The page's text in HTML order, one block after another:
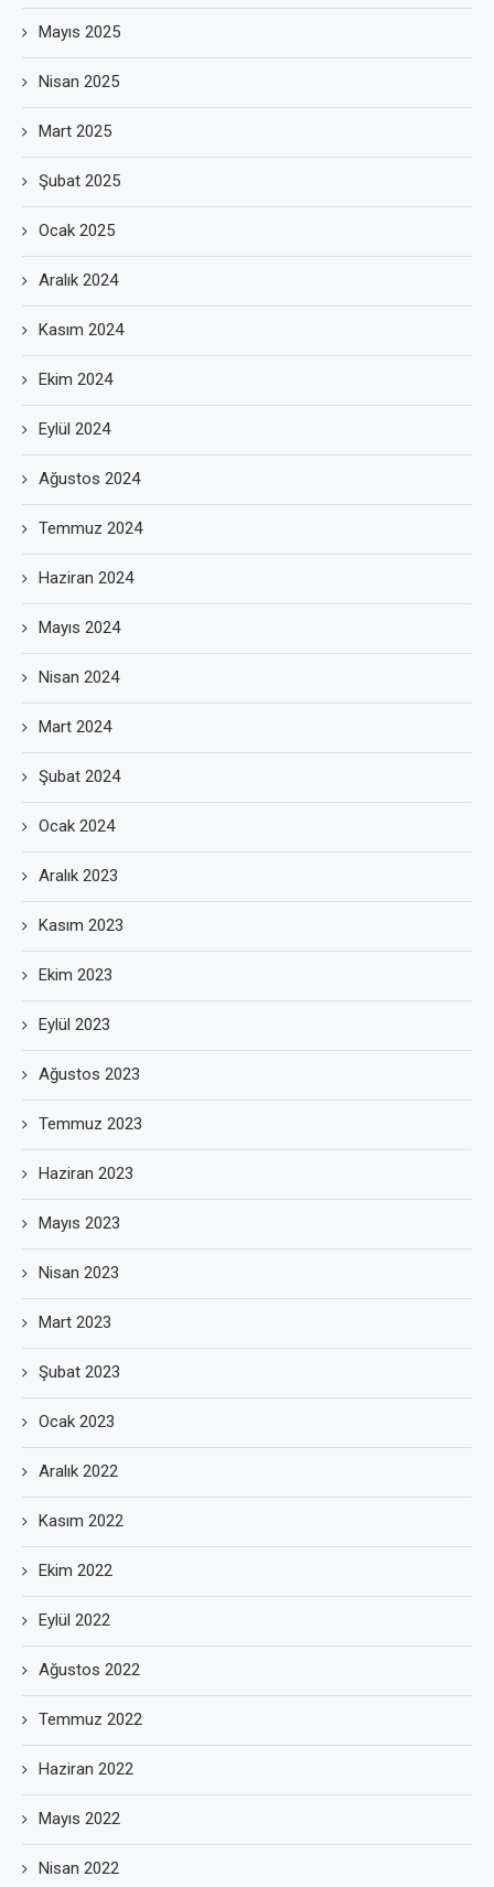
Mayıs 2025
Nisan 2025
Mart 2025
Şubat 2025
Ocak 2025
Aralık 2024
Kasım 2024
Ekim 2024
Eylül 2024
Ağustos 2024
Temmuz 2024
Haziran 2024
Mayıs 2024
Nisan 2024
Mart 2024
Şubat 2024
Ocak 2024
Aralık 2023
Kasım 2023
Ekim 2023
Eylül 2023
Ağustos 2023
Temmuz 2023
Haziran 2023
Mayıs 2023
Nisan 2023
Mart 2023
Şubat 2023
Ocak 2023
Aralık 2022
Kasım 2022
Ekim 2022
Eylül 2022
Ağustos 2022
Temmuz 2022
Haziran 2022
Mayıs 2022
Nisan 2022